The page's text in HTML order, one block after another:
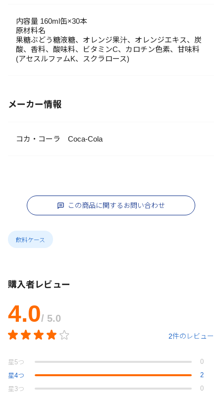
内容量 160ml缶×30本
原材料名
果糖ぶどう糖液糖、オレンジ果汁、オレンジエキス、炭
酸、香料、酸味料、ビタミンC、カロチン色素、甘味料
(アセスルファムK、スクラロース)
メーカー情報
コカ・コーラ Coca-Cola
この商品に関するお問い合わせ
飲料ケース
購入者レビュー
4.0/ 5.0
2件のレビュー
星 5つ
0
星4つ
2
星 3つ
0